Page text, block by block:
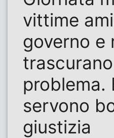
vittime
governo e
problema.
servono
giustizia